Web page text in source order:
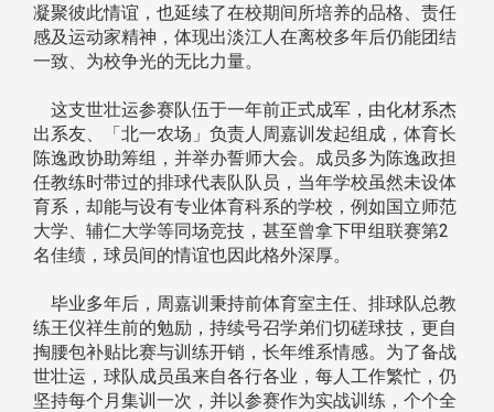
凝聚彼此情谊，也延续了在校期间所培养的品格、责任
感及运动家精神，体现出淡江人在离校多年后仍能团结
一致、为校争光的无比力量。
这支世壮运参赛队伍于一年前正式成军，由化材系杰
出系友、「北一农场」负责人周嘉训发起组成，体育长
陈逸政协助筹组，并举办誓师大会。成员多为陈逸政担
任教练时带过的排球代表队队员，当年学校虽然未设体
育系，却能与设有专业体育科系的学校，例如国立师范
大学、辅仁大学等同场竞技，甚至曾拿下甲组联赛第2
名佳绩，球员间的情谊也因此格外深厚。
毕业多年后，周嘉训秉持前体育室主任、排球队总教
练王仪祥生前的勉励，持续号召学弟们切磋球技，更自
掏腰包补贴比赛与训练开销，长年维系情感。为了备战
世壮运，球队成员虽来自各行各业，每人工作繁忙，仍
坚持每个月集训一次，并以参赛作为实战训练，个个全